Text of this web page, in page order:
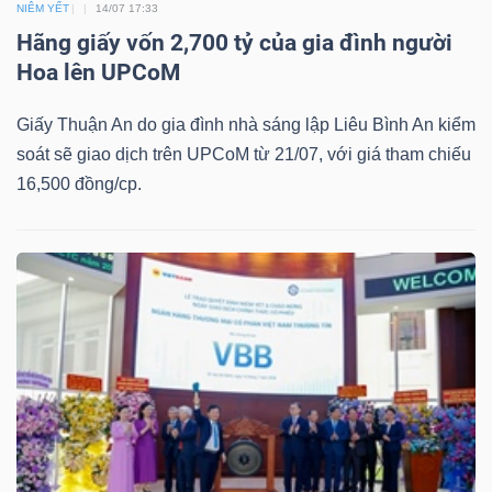
NIÊM YẾT 14/07 17:33
Hãng giấy vốn 2,700 tỷ của gia đình người
Hoa lên UPCoM
Giấy Thuận An do gia đình nhà sáng lập Liêu Bình An kiểm
soát sẽ giao dịch trên UPCoM từ 21/07, với giá tham chiếu
16,500 đồng/cp.
liệu
tài
chính